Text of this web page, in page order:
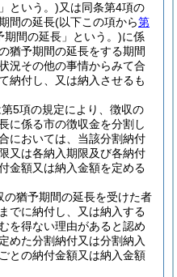
という。)又は同条第4項の
間の延長(以下この項から第
期間の延長」という。)に係
猶予期間の延長をする期間
況その他の事情からみて合
納付し、又は納入させるも
5項の規定により、徴収の
に係る市の徴収金を分割し
においては、当該分割納付
又は各納入期限及び各納付
金額又は納入金額を定める
猶予期間の延長を受けた者
でに納付し、又は納入する
を得ない理由があると認め
めた分割納付又は分割納入
との納付金額又は納入金額